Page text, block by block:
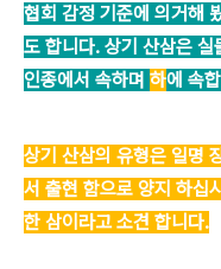
협회 감정 기준에 의거해
도 합니다. 상기 산삼은
인종에서 속하며 하에 속
상기 산삼의 유형은 일명
서 출현 함으로 양지 하십
한 삼이라고 소견 합니다.